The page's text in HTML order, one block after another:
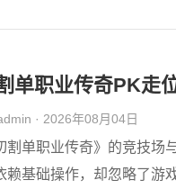
单职业传奇PK走
· 2026年08月04日
割单职业传奇》的竞技场
赖基础操作，却忽略了游